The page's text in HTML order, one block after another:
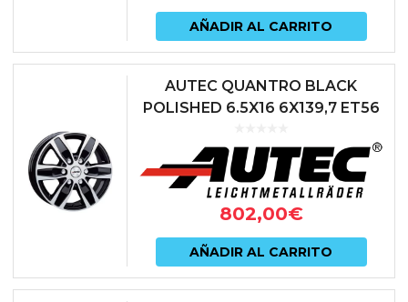
AÑADIR AL CARRITO
AUTEC QUANTRO BLACK
POLISHED 6.5X16 6X139,7 ET56
802,00€
AÑADIR AL CARRITO